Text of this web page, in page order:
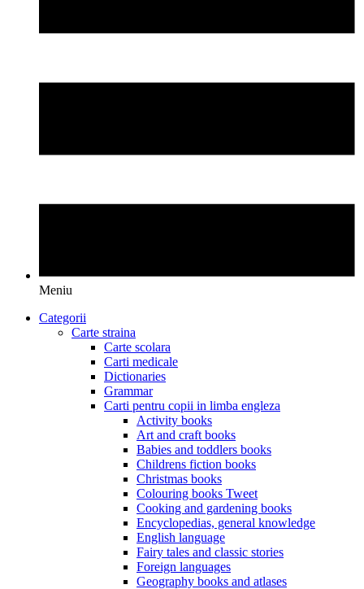
Meniu
Categorii
Carte straina
Carte scolara
Carti medicale
Dictionaries
Grammar
Carti pentru copii in limba engleza
Activity books
Art and craft books
Babies and toddlers books
Childrens fiction books
Christmas books
Colouring books Tweet
Cooking and gardening books
Encyclopedias, general knowledge
English language
Fairy tales and classic stories
Foreign languages
Geography books and atlases